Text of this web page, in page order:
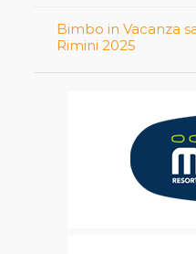
Bimbo in Vacanza
Rimini 2025